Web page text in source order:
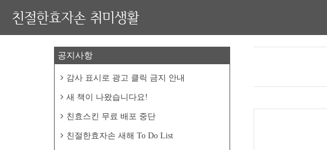
친절한효자손 취미생활
공지사항
감사 표시로 광고 클릭 금지 안내
새 책이 나왔습니다요!
친효스킨 무료 배포 중단
친절한효자손 새해 To Do List